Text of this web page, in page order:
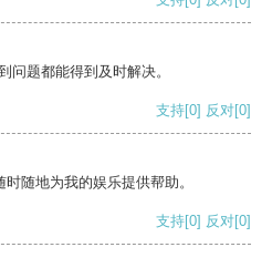
问题都能得到及时解决。
支持[0] 反对[0]
随地为我的娱乐提供帮助。
支持[0] 反对[0]